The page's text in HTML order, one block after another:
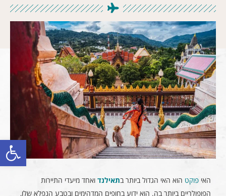
פתח
האי פוקט הוא האי הגדול ביותר בתאילנד ואחד מיעדי התיירות
הפופולריים ביותר בה. הוא ידוע בחופים המדהימים ובטבע הנפלא שלו,